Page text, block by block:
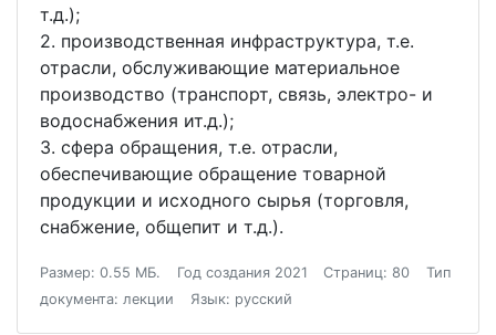
т.д.);
2. производственная инфраструктура, т.е.
отрасли, обслуживающие материальное
производство (транспорт, связь, электро- и
водоснабжения ит.д.);
3. сфера обращения, т.е. отрасли,
обеспечивающие обращение товарной
продукции и исходного сырья (торговля,
снабжение, общепит и т.д.).
Размер: 0.55 МБ. Год создания 2021 Страниц: 80
Тип
документа: лекции
Язык: русский